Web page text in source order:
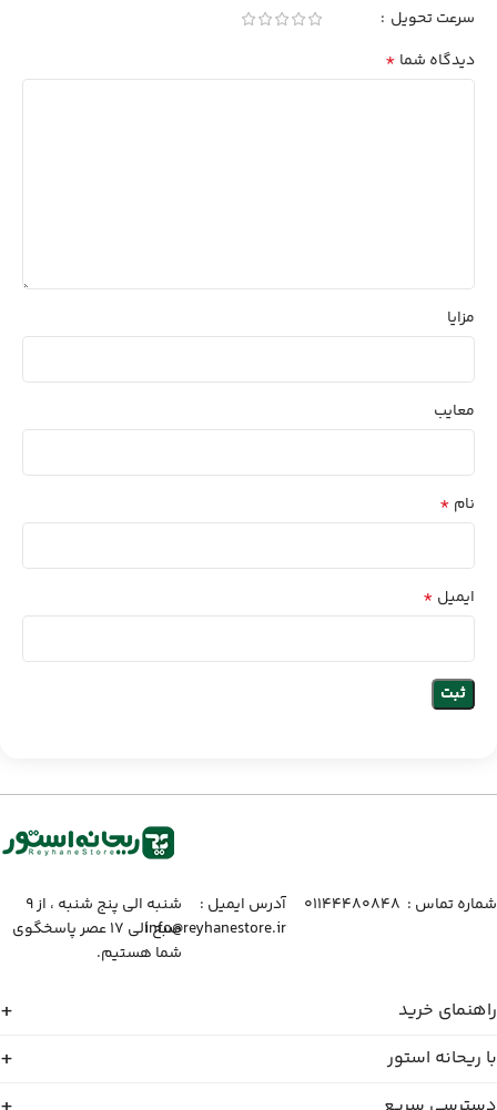
سرعت تحویل
دیدگاه شما *
مزایا
معایب
نام *
ایمیل *
شماره تماس :‌ ۰۱۱۴۴۴۸۰۸۴۸
آدرس ایمیل :‌
info@reyhanestore.ir
شنبه الی پنج شنبه ، از ۹
صبح الی ۱۷ عصر پاسخگوی
شما هستیم.
راهنمای خرید
با ریحانه استور